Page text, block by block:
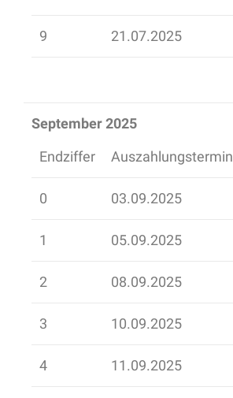
9 21.07.2025
September 2025
Endziffer
Auszahlungstermin
0 03.09.2025
1 05.09.2025
2 08.09.2025
3 10.09.2025
4 11.09.2025